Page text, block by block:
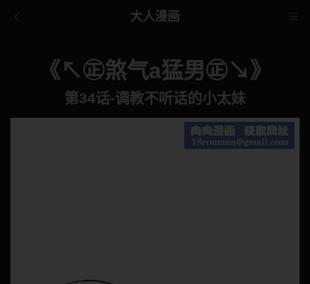
大人漫画
《↖㊣煞气a猛男㊣↘》
第34话-调教不听话的小太妹